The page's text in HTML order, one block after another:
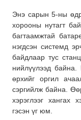
Энэ сарын 5-ны
хорооны нутагт
багтаамжтай
нэгдсэн системд
байдлаар тус
нийлүүлээд
өрхийг оргил
сэргийлж байна.
хэрэглээг хангах
гэсэн үг юм.